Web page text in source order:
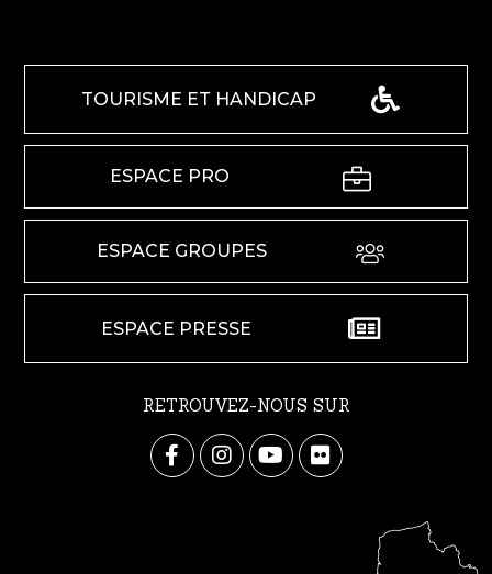
TOURISME ET HANDICAP
ESPACE PRO
ESPACE GROUPES
ESPACE PRESSE
RETROUVEZ-NOUS SUR